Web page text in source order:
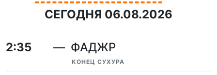
СЕГОДНЯ 06.08.2026
2:35 ФАДЖР
КОНЕЦ СУХУРА